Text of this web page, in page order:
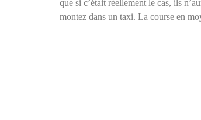
que si c’était réellement le cas, ils
montez dans un taxi. La course en